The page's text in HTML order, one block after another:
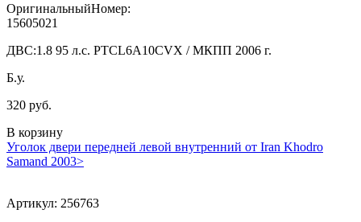
ОригинальныйНомер:
15605021
ДВС:1.8 95 л.с. PTCL6A10CVX / МКПП 2006 г.
Б.у.
320 руб.
В корзину
Уголок двери передней левой внутренний от Iran Khodro
Samand 2003>
Артикул: 256763